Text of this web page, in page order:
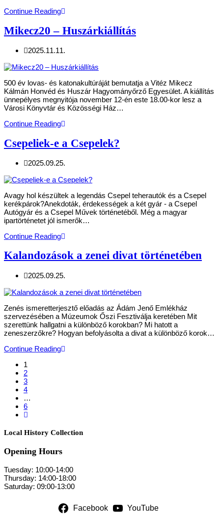
Continue Reading
Mikecz20 – Huszárkiállítás
2025.11.11.
500 év lovas- és katonakultúráját bemutatja a Vitéz Mikecz
Kálmán Honvéd és Huszár Hagyományőrző Egyesület. A kiállítás
ünnepélyes megnyitója november 12-én este 18.00-kor lesz a
Városi Könyvtár és Közösségi Ház…
Continue Reading
Csepeliek-e a Csepelek?
2025.09.25.
Avagy hol készültek a legendás Csepel teherautók és a Csepel
kerékpárok?Anekdoták, érdekességek a két gyár - a Csepel
Autógyár és a Csepel Művek történetéből. Még a magyar
ipartörténetet jól ismerők…
Continue Reading
Kalandozások a zenei divat történetében
2025.09.25.
Zenés ismeretterjesztő előadás az Ádám Jenő Emlékház
szervezésében a Múzeumok Őszi Fesztiválja keretében Mit
szerettünk hallgatni a különböző korokban? Mi hatott a
zeneszerzőkre? Hogyan befolyásolta a divat a különböző korok…
Continue Reading
1
2
3
4
…
6
Local History Collection
Opening Hours
Tuesday: 10:00-14:00
Thursday: 14:00-18:00
Saturday: 09:00-13:00
Facebook YouTube